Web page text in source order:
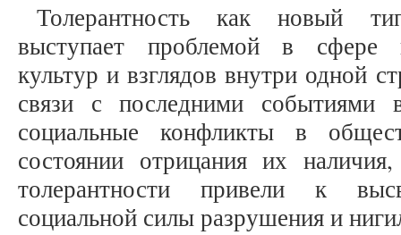
Толерантность как новый
выступает проблемой в сфере
культур и взглядов внутри одной
связи с последними событиями
социальные конфликты в
состоянии отрицания их
толерантности привели к
социальной силы разрушения и